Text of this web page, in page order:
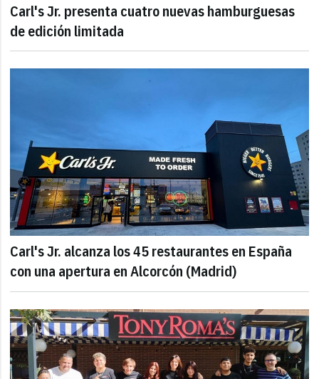
Carl's Jr. presenta cuatro nuevas hamburguesas
de edición limitada
Carl's Jr. alcanza los 45 restaurantes en España
con una apertura en Alcorcón (Madrid)